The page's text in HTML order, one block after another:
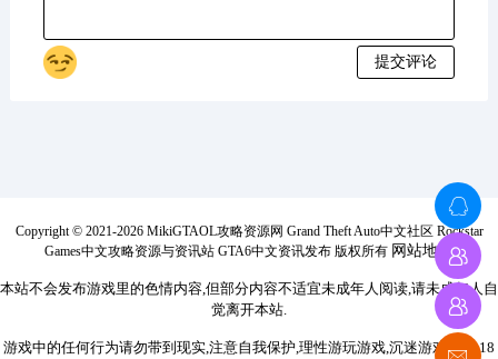
Copyright © 2021-2026 MikiGTAOL攻略资源网 Grand Theft Auto中文社区 Rockstar
Games中文攻略资源与资讯站 GTA6中文资讯发布 版权所有 网站地图
本站不会发布游戏里的色情内容,但部分内容不适宜未成年人阅读,请未成年人自
觉离开本站.
游戏中的任何行为请勿带到现实,注意自我保护,理性游玩游戏,沉迷游戏伤身,18